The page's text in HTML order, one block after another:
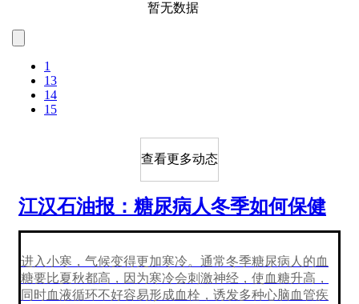
暂无数据
1
13
14
15
查看更多动态
江汉石油报：糖尿病人冬季如何保健
进入小寒，气候变得更加寒冷。通常冬季糖尿病人的血
糖要比夏秋都高，因为寒冷会刺激神经，使血糖升高，
同时血液循环不好容易形成血栓，诱发多种心脑血管疾